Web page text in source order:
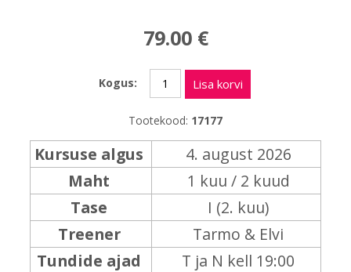
79.00 €
Kogus: Lisa korvi
Tootekood: 17177
Kursuse algus
4. august 2026
Maht
1 kuu / 2 kuud
Tase
I (2. kuu)
Treener
Tarmo & Elvi
Tundide ajad
T ja N kell 19:00